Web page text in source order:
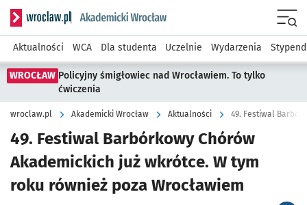
Serwis informacyjny wroclaw.pl podserwis: Akademicki
Aktualności WCA Dla studenta Uczelnie Wydarzenia
WROCŁAW Policyjny śmigłowiec nad Wrocławiem. To tylko
ćwiczenia
wroclaw.pl Akademicki Wrocław Aktualności 49. Festiwal
49. Festiwal Barbórkowy Chórów
Akademickich już wkrótce. W tym
roku również poza Wrocławiem